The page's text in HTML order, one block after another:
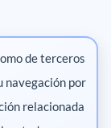
de terceros
navegación por
relacionada